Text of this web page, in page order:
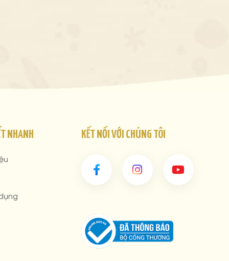
NHANH KẾT NỐI VỚI CHÚNG TÔI